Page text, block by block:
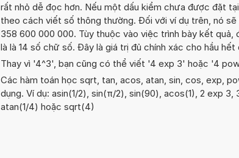
rất nhỏ dễ đọc hơn. Nếu một dấu kiểm chưa được đặt
theo cách viết số thông thường. Đối với ví dụ trên, nó sẽ
358 600 000 000. Tùy thuộc vào việc trình bày kết quả,
là là 14 số chữ số. Đây là giá trị đủ chính xác cho hầu
Thay vì '4^3', bạn cũng có thể viết '4 exp 3' hoặc '4
Các hàm toán học sqrt, tan, acos, atan, sin, cos, exp,
dụng. Ví dụ: asin(1/2), sin(π/2), sin(90), acos(1), 2 exp 3,
atan(1/4) hoặc sqrt(4)